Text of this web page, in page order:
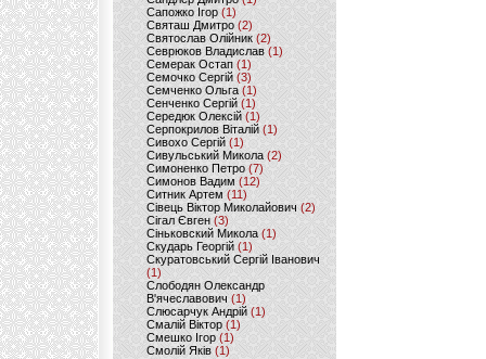
Сапожко Ігор(1)
Святаш Дмитро (2)
Святослав Олійник (2)
Севрюков Владислав (1)
Семерак Остап (1)
Семочко Сергій (3)
Семченко Ольга (1)
Сенченко Сергій(1)
Середюк Олексій(1)
Серпокрилов Віталій(1)
Сивохо Сергій(1)
Сивульський Микола(2)
Симоненко Петро(7)
Симонов Вадим (12)
Ситник Артем(11)
Сівець Віктор Миколайович(2)
Сігал Євген (3)
Сіньковский Микола(1)
Скударь Георгій (1)
Скуратовський Сергій Іванович
(1)
Слободян Олександр
В'ячеславович(1)
Слюсарчук Андрій(1)
Смалій Віктор (1)
Смешко Ігор (1)
Смолій Яків (1)